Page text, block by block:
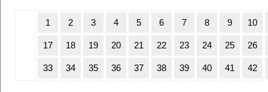
1 2 3 4 5 6 7 8 9 10
17 18 19 20 21 22 23 24 25 26
33 34 35 36 37 38 39 40 41 42